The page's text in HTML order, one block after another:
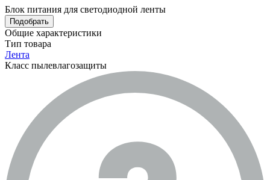
Блок питания для светодиодной ленты
Подобрать
Общие характеристики
Тип товара
Лента
Класс пылевлагозащиты